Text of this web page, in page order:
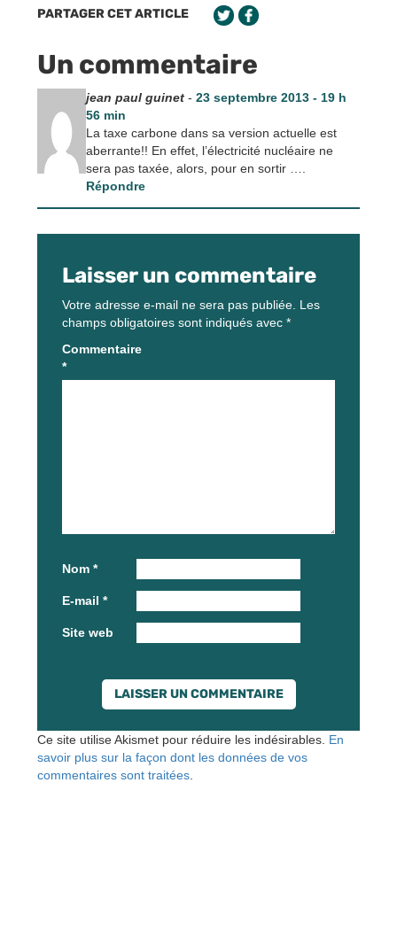
PARTAGER CET ARTICLE
Un commentaire
jean paul guinet- 23 septembre 2013 - 19 h
56 min
La taxe carbone dans sa version actuelle est
aberrante!! En effet, l’électricité nucléaire ne
sera pas taxée, alors, pour en sortir ….
Répondre
Laisser un commentaire
Votre adresse e-mail ne sera pas publiée. Les
champs obligatoires sont indiqués avec *
Commentaire
*
Nom *
E-mail *
Site web
Ce site utilise Akismet pour réduire les indésirables. En
savoir plus sur la façon dont les données de vos
commentaires sont traitées